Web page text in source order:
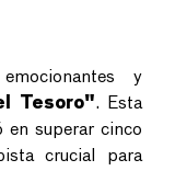
y
Tesoro". Esta
en superar cinco
crucial para